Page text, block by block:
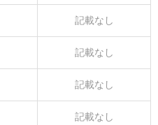
記載なし
記載なし
記載なし
記載なし